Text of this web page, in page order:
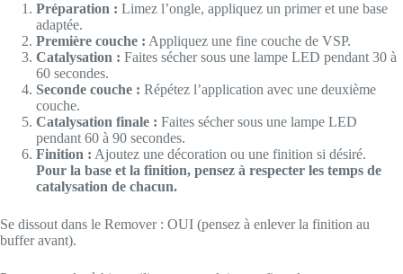
Préparation : Limez l’ongle, appliquez un primer et une base
adaptée.
Première couche : Appliquez une fine couche de VSP.
Catalysation : Faites sécher sous une lampe LED pendant 30 à
60 secondes.
Seconde couche : Répétez l’application avec une deuxième
couche.
Catalysation finale : Faites sécher sous une lampe LED
pendant 60 à 90 secondes.
Finition : Ajoutez une décoration ou une finition si désiré.
Pour la base et la finition, pensez à respecter les temps de
catalysation de chacun.
Se dissout dans le Remover : OUI (pensez à enlever la finition au
buffer avant).